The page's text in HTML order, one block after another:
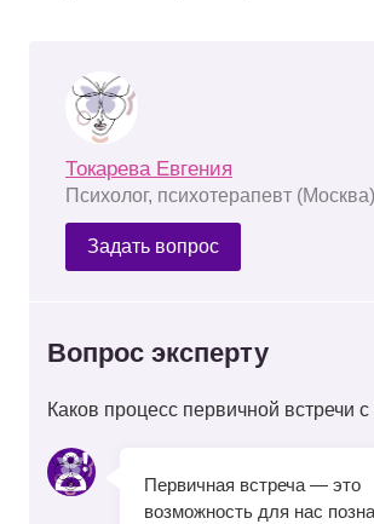
Токарева Евгения
Психолог, психотерапевт (Москва)
Задать вопрос
Вопрос эксперту
Каков процесс первичной встречи
Первичная встреча — это
возможность для нас